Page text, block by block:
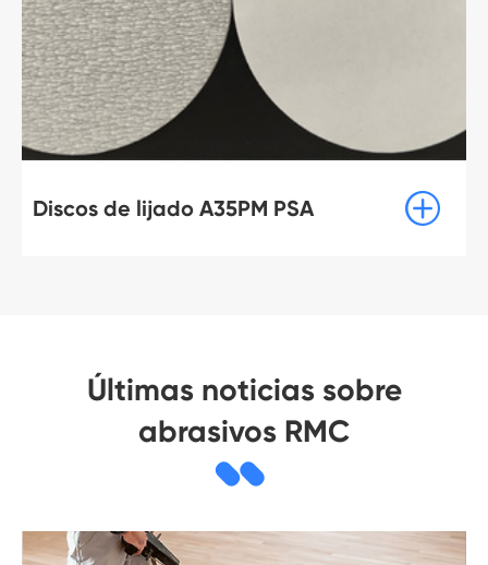
de lijado A35PM PSA
Últimas noticias sobre
abrasivos RMC